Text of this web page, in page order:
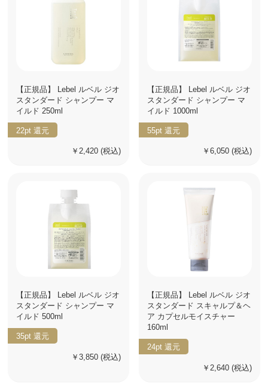
【正規品】 Lebel ルベル ジオ
スタンダード シャンプー マ
イルド 250ml
22pt 還元
￥2,420 (税込)
【正規品】 Lebel ルベル ジオ
スタンダード シャンプー マ
イルド 1000ml
55pt 還元
￥6,050 (税込)
【正規品】 Lebel ルベル ジオ
スタンダード シャンプー マ
イルド 500ml
35pt 還元
￥3,850 (税込)
【正規品】 Lebel ルベル ジオ
スタンダード スキャルプ＆ヘ
ア カプセルモイスチャー
160ml
24pt 還元
￥2,640 (税込)